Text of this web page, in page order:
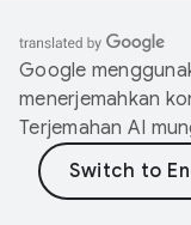
Google
menerjemahkan
Terjemahan AI